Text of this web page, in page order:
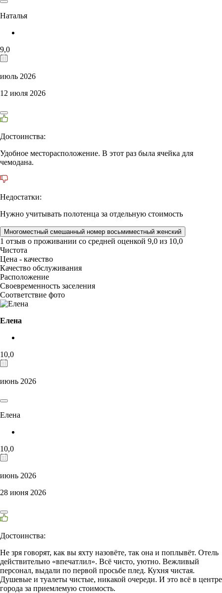
Наталья
9,0
июль 2026
12 июля 2026
Достоинства:
Удобное месторасположение. В этот раз была ячейка для
чемодана.
Недостатки:
Нужно учитывать полотенца за отдельную стоимость
Многоместный смешанный номер восьмиместный женский
1 отзыв о проживании со средней оценкой 9,0 из 10,0
Чистота
Цена - качество
Качество обслуживания
Расположение
Своевременность заселения
Соответствие фото
Елена
10,0
июнь 2026
Елена
10,0
июнь 2026
28 июня 2026
Достоинства:
Не зря говорят, как вы яхту назовёте, так она и поплывёт. Отель
действительно «впечатлил». Всё чисто, уютно. Вежливый
персонал, выдали по первой просьбе плед. Кухня чистая.
Душевые и туалеты чистые, никакой очереди. И это всё в центре
города за приемлемую стоимость.